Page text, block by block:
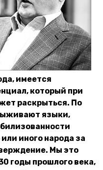
имеется
который при
раскрыться. По
языки,
иного народа за
Мы это
годы прошлого века,